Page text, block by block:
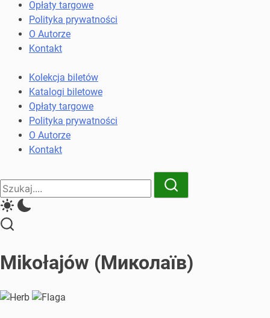
komunikacji
miejskiej
kolejowych
Opłaty targowe
Polityka prywatności
O Autorze
Kontakt
Kolekcja biletów
Katalogi biletowe
Opłaty targowe
Polityka prywatności
O Autorze
Kontakt
Close
Search
Search
Mikołajów (Миколаїв)